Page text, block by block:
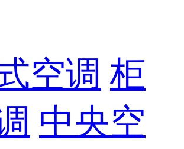
空调 柜
中央空